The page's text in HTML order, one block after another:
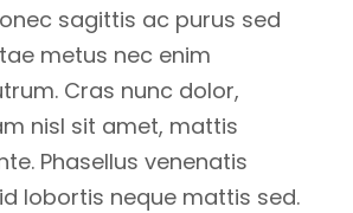
sagittis ac purus sed
metus nec enim
Cras nunc dolor,
nisl sit amet, mattis
Phasellus venenatis
lobortis neque mattis sed.